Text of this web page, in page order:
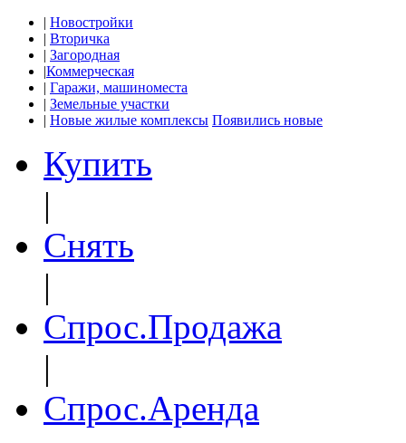
| Новостройки
| Вторичка
| Загородная
|Коммерческая
| Гаражи, машиноместа
| Земельные участки
| Новые жилые комплексы Появились новые
Купить
|
Снять
|
Спрос.Продажа
|
Спрос.Аренда